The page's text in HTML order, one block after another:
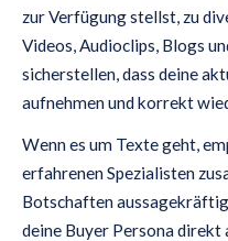
zur Verfügung stellst, zu
Videos, Audioclips, Blogs
sicherstellen, dass deine
aufnehmen und korrekt
Wenn es um Texte geht,
erfahrenen Spezialisten
Botschaften
deine Buyer Persona direkt